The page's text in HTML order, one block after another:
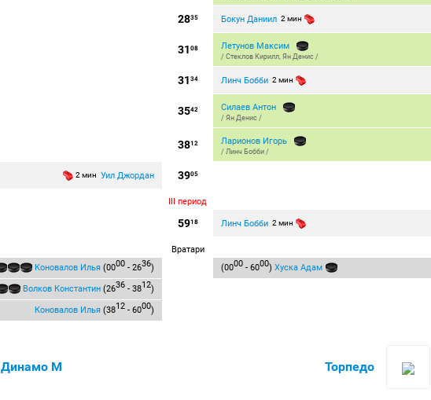
2835 Бокун Даниил 2 мин
31 08 Летунов Максим
/Стеклов Кирилл,Ян Денис /
31 34 Линч Бобби 2 мин
3542 Силаев Антон
/Ян Денис /
3812 Ларионов Игорь
/Линч Бобби /
3905
2 мин Уил Джордан
III период
5918 Линч Бобби 2 мин
Вратари
Коновалов Илья (0000 - 2636)
Волков Константин (2636 - 3812)
Коновалов Илья (3812 - 6000)
(0000 - 6000)Хуска Адам
Динамо М Торпедо